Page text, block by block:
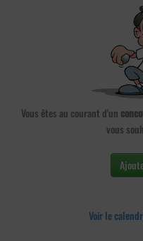
Vous êtes au courant d'un
vous
Voir le